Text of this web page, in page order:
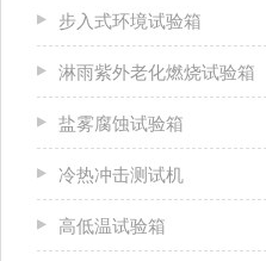
步入式环境试验箱
淋雨紫外老化燃烧试验箱
盐雾腐蚀试验箱
冷热冲击测试机
高低温试验箱